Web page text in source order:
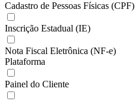
Cadastro de Pessoas Físicas (CPF)
Inscrição Estadual (IE)
Nota Fiscal Eletrônica (NF-e)
Plataforma
Painel do Cliente